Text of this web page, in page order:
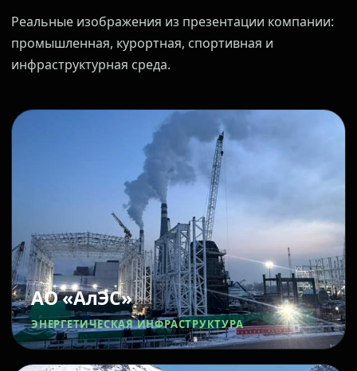
Реальные изображения из презентации компании:
промышленная, курортная, спортивная и
инфраструктурная среда.
АО «АлЭС»
ЭНЕРГЕТИЧЕСКАЯ ИНФРАСТРУКТУРА